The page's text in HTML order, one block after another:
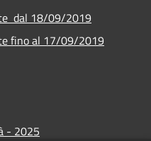
dal 18/09/2019
fino al 17/09/2019
- 2025